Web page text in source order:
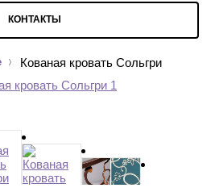
КОНТАКТЫ
Кованая кровать Сольгри